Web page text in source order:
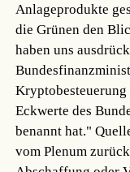
Anlageprodukte
die Grünen den
haben uns
Eckwerte des
benannt hat."
vom Plenum